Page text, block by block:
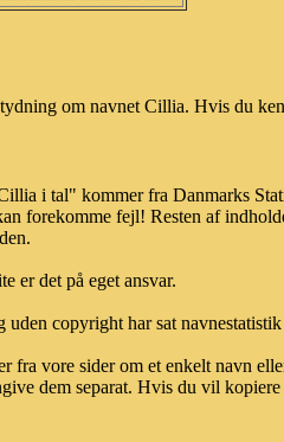
om navnet Cillia. Hvis du
i tal" kommer fra Danmarks
forekomme fejl! Resten af
er det på eget ansvar.
copyright har sat
fra vore sider om et enkelt navn
dem separat. Hvis du vil